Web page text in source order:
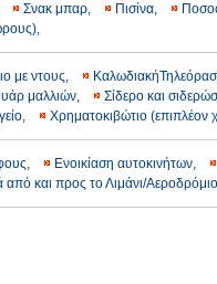
Σνακ μπαρ, Πισίνα,
με ντους,
μαλλιών,
Σίδερο και
Χρηματοκιβώτιο (επιπλέον
Ενοικίαση αυτοκινήτων,
και προς το Λιμάνι/